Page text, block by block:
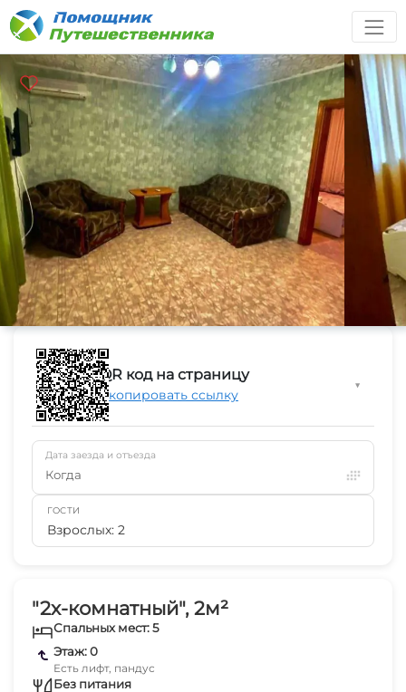
"2х-комнатный", 2м²
Спальных мест: 5
Этаж: 0
Есть лифт, пандус
Без питания
QR код на страницу
Скопировать ссылку
▼
Дата заезда и отъезда
Когда
ГОСТИ
Взрослых: 2